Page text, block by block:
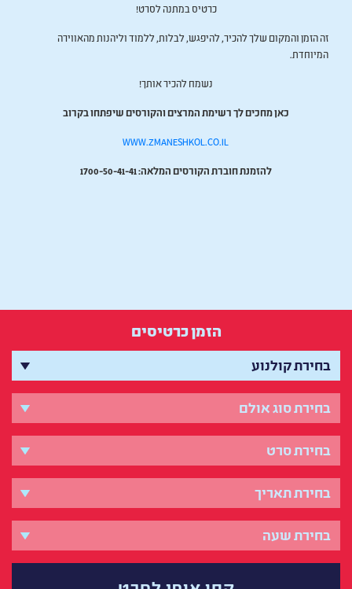
כרטיס במתנה לסרט!
זה הזמן והמקום שלך להכיר, להיפגש, לבלות, ללמוד וליהנות מהאווירה
המיוחדת.
נשמח להכיר אותך!
כאן מחכים לך רשימת המרצים והקורסים שיפתחו בקרוב
WWW.ZMANESHKOL.CO.IL
להזמנת חוברת הקורסים המלאה: 1700-50-41-41
הזמן כרטיסים